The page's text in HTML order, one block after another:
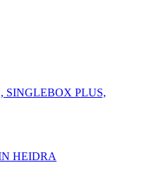
PLUS,
HEIDRA